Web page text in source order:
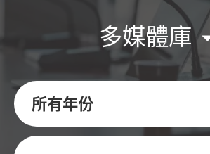
多媒體庫
所有年份
關鍵字